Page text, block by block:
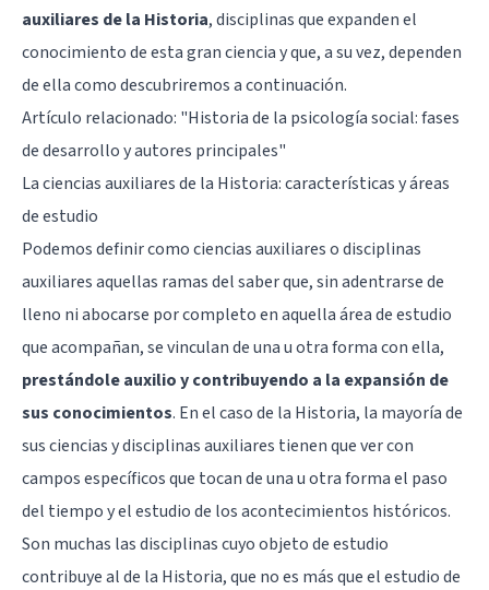
auxiliares de la Historia, disciplinas que expanden el
conocimiento de esta gran ciencia y que, a su vez, dependen
de ella como descubriremos a continuación.
Artículo relacionado: "Historia de la psicología social: fases
de desarrollo y autores principales"
La ciencias auxiliares de la Historia: características y áreas
de estudio
Podemos definir como ciencias auxiliares o disciplinas
auxiliares aquellas ramas del saber que, sin adentrarse de
lleno ni abocarse por completo en aquella área de estudio
que acompañan, se vinculan de una u otra forma con ella,
prestándole auxilio y contribuyendo a la expansión de
sus conocimientos. En el caso de la Historia, la mayoría de
sus ciencias y disciplinas auxiliares tienen que ver con
campos específicos que tocan de una u otra forma el paso
del tiempo y el estudio de los acontecimientos históricos.
Son muchas las disciplinas cuyo objeto de estudio
contribuye al de la Historia, que no es más que el estudio de